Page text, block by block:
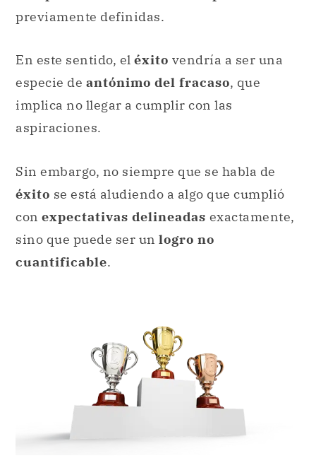
previamente definidas.
En este sentido, el éxito vendría a ser una
especie de antónimo del fracaso, que
implica no llegar a cumplir con las
aspiraciones.
Sin embargo, no siempre que se habla de
éxito se está aludiendo a algo que cumplió
con expectativas delineadas exactamente,
sino que puede ser un logro no
cuantificable.